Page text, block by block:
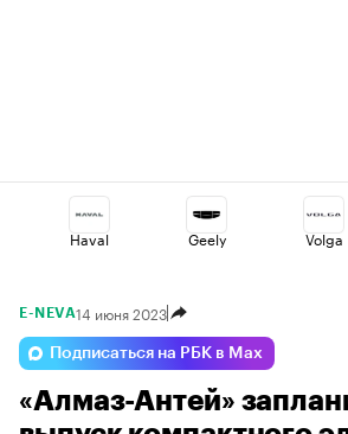
Haval Geely Volga
Omoda
Esteo Changan Jaecoo
E-NEVA14 июня 2023
Подписаться на РБК в Max
«Алмаз-Антей»